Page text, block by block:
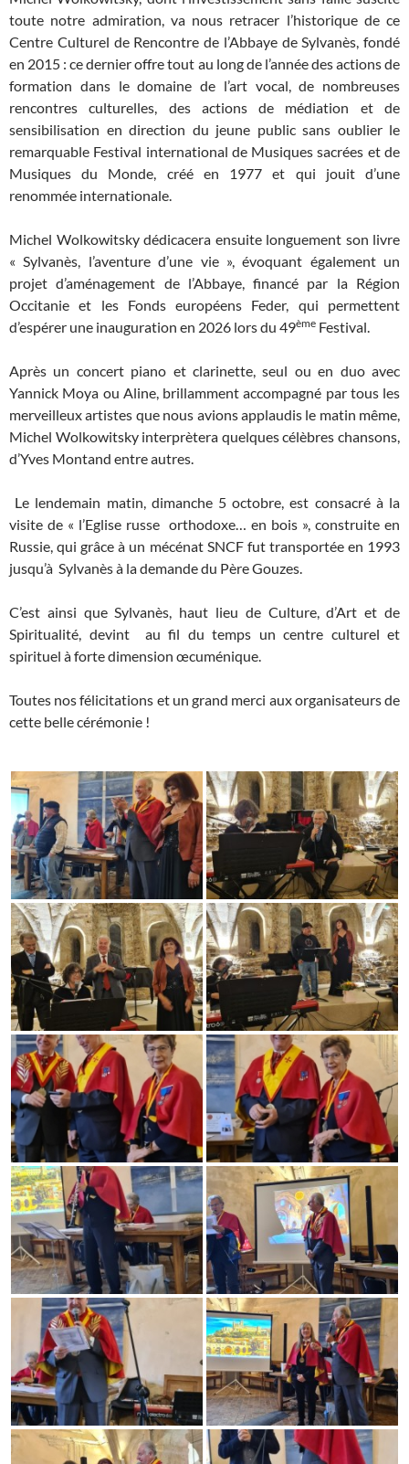
toute notre admiration, va nous retracer l’historique de ce
Centre Culturel de Rencontre de l’Abbaye de Sylvanès, fondé
en 2015 : ce dernier offre tout au long de l’année des actions de
formation dans le domaine de l’art vocal, de nombreuses
rencontres culturelles, des actions de médiation et de
sensibilisation en direction du jeune public sans oublier le
remarquable Festival international de Musiques sacrées et de
Musiques du Monde, créé en 1977 et qui jouit d’une
renommée internationale.
Michel Wolkowitsky dédicacera ensuite longuement son livre
« Sylvanès, l’aventure d’une vie », évoquant également un
projet d’aménagement de l’Abbaye, financé par la Région
Occitanie et les Fonds européens Feder, qui permettent
d’espérer une inauguration en 2026 lors du 49ème Festival.
Après un concert piano et clarinette, seul ou en duo avec
Yannick Moya ou Aline, brillamment accompagné par tous les
merveilleux artistes que nous avions applaudis le matin même,
Michel Wolkowitsky interprètera quelques célèbres chansons,
d’Yves Montand entre autres.
Le lendemain matin, dimanche 5 octobre, est consacré à la
visite de « l’Eglise russe orthodoxe… en bois », construite en
Russie, qui grâce à un mécénat SNCF fut transportée en 1993
jusqu’à Sylvanès à la demande du Père Gouzes.
C’est ainsi que Sylvanès, haut lieu de Culture, d’Art et de
Spiritualité, devint au fil du temps un centre culturel et
spirituel à forte dimension œcuménique.
Toutes nos félicitations et un grand merci aux organisateurs de
cette belle cérémonie !